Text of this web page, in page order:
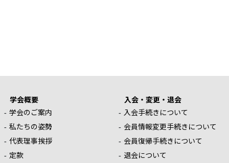
学会概要
学会のご案内
私たちの姿勢
代表理事挨拶
定款
入会・変更・退会
入会手続きについて
会員情報変更手続きについて
会員復帰手続きについて
退会について